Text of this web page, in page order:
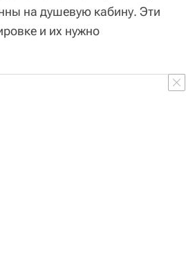
на душевую кабину. Эти
и их нужно